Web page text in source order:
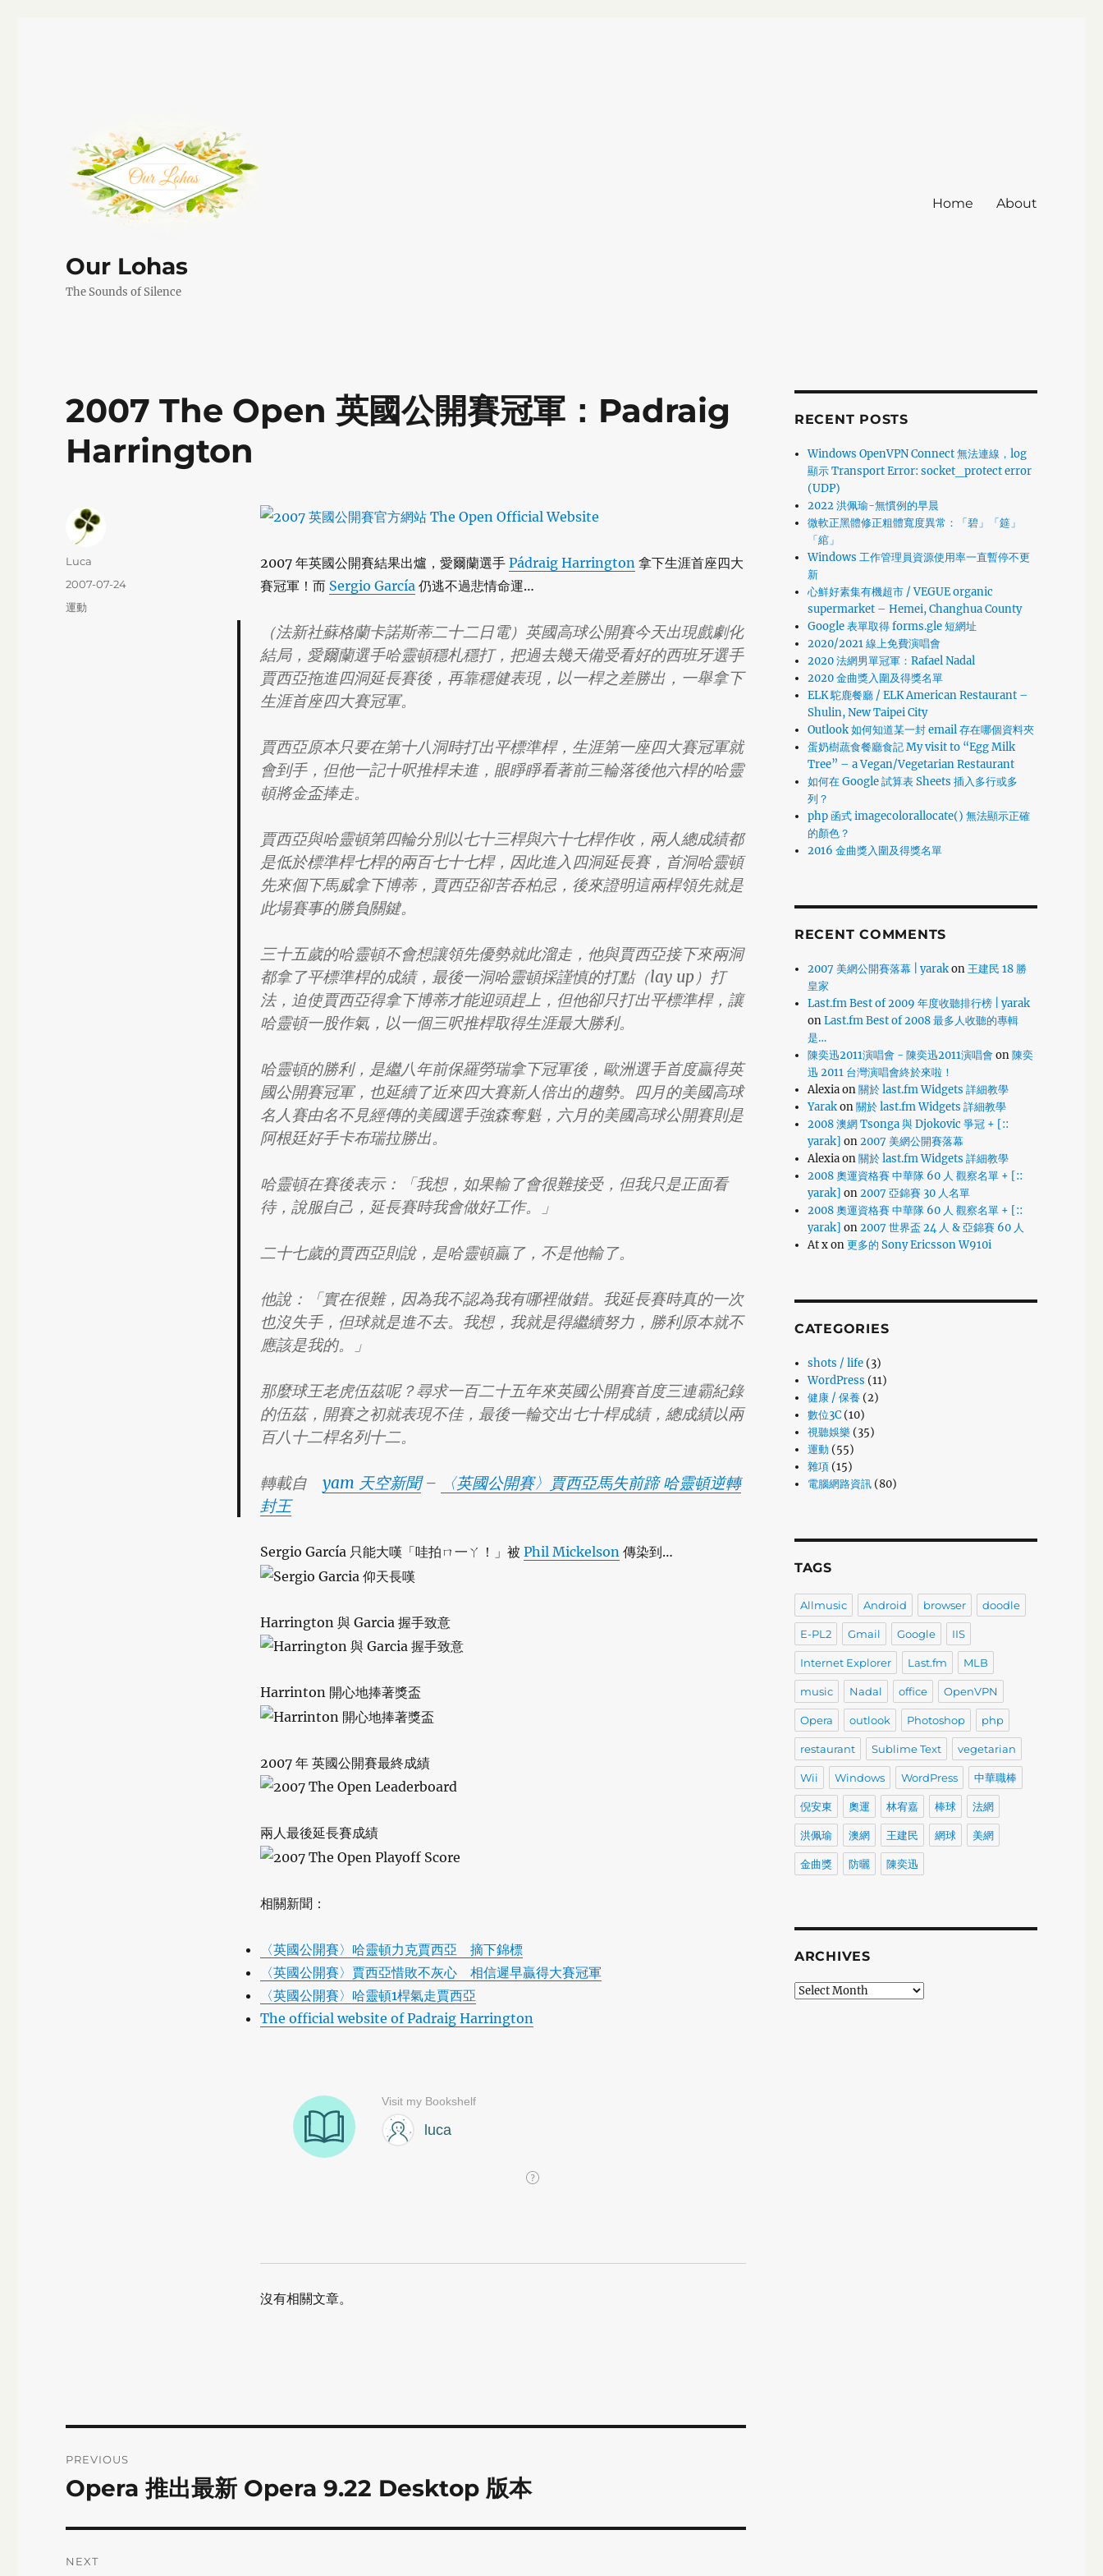
Our Lohas
The Sounds of Silence
Home About
2007 The Open 英國公開賽冠軍：Padraig
Harrington
2007 年英國公開賽結果出爐，愛爾蘭選手 Pádraig Harrington 拿下生涯首座四大
賽冠軍！而 Sergio García 仍逃不過悲情命運…
（法新社蘇格蘭卡諾斯蒂二十二日電）英國高球公開賽今天出現戲劇化
結局，愛爾蘭選手哈靈頓穩札穩打，把過去幾天備受看好的西班牙選手
賈西亞拖進四洞延長賽後，再靠穩健表現，以一桿之差勝出，一舉拿下
生涯首座四大賽冠軍。
賈西亞原本只要在第十八洞時打出平標準桿，生涯第一座四大賽冠軍就
會到手，但他一記十呎推桿未進，眼睜睜看著前三輪落後他六桿的哈靈
頓將金盃捧走。
賈西亞與哈靈頓第四輪分別以七十三桿與六十七桿作收，兩人總成績都
是低於標準桿七桿的兩百七十七桿，因此進入四洞延長賽，首洞哈靈頓
先來個下馬威拿下博蒂，賈西亞卻苦吞柏忌，後來證明這兩桿領先就是
此場賽事的勝負關鍵。
三十五歲的哈靈頓不會想讓領先優勢就此溜走，他與賈西亞接下來兩洞
都拿了平標準桿的成績，最後一洞哈靈頓採謹慎的打點（lay up）打
法，迫使賈西亞得拿下博蒂才能迎頭趕上，但他卻只打出平標準桿，讓
哈靈頓一股作氣，以一個三呎推桿取得生涯最大勝利。
哈靈頓的勝利，是繼八年前保羅勞瑞拿下冠軍後，歐洲選手首度贏得英
國公開賽冠軍，也延續了近來四大賽新人倍出的趨勢。四月的美國高球
名人賽由名不見經傳的美國選手強森奪魁，六月的美國高球公開賽則是
阿根廷好手卡布瑞拉勝出。
哈靈頓在賽後表示：「我想，如果輸了會很難接受，但我只是正面看
待，說服自己，延長賽時我會做好工作。」
二十七歲的賈西亞則說，是哈靈頓贏了，不是他輸了。
他說：「實在很難，因為我不認為我有哪裡做錯。我延長賽時真的一次
也沒失手，但球就是進不去。我想，我就是得繼續努力，勝利原本就不
應該是我的。」
那麼球王老虎伍茲呢？尋求一百二十五年來英國公開賽首度三連霸紀錄
的伍茲，開賽之初就表現不佳，最後一輪交出七十桿成績，總成績以兩
百八十二桿名列十二。
轉載自 yam 天空新聞–
〈英國公開賽〉賈西亞馬失前蹄 哈靈頓逆轉
封王
Sergio García 只能大嘆「哇拍ㄇ一ㄚ！」被 Phil Mickelson 傳染到…
Harrington 與 Garcia 握手致意
Harrinton 開心地捧著獎盃
2007 年 英國公開賽最終成績
兩人最後延長賽成績
相關新聞：
〈英國公開賽〉哈靈頓力克賈西亞 摘下錦標
〈英國公開賽〉賈西亞惜敗不灰心 相信遲早贏得大賽冠軍
〈英國公開賽〉哈靈頓1桿氣走賈西亞
The official website of Padraig Harrington
沒有相關文章。
Author
Luca
Posted
on
2007-07-24
Categories
運動
navigation
PREVIOUS
Previous
Opera 推出最新 Opera 9.22 Desktop 版本
NEXT
RECENT POSTS
Windows OpenVPN Connect 無法連線，log
顯示 Transport Error: socket_protect error
(UDP)
2022 洪佩瑜-無慣例的早晨
微軟正黑體修正粗體寬度異常：「碧」「筵」
「綰」
Windows 工作管理員資源使用率一直暫停不更
新
心鮮好素集有機超市 / VEGUE organic
supermarket – Hemei, Changhua County
Google 表單取得 forms.gle 短網址
2020/2021 線上免費演唱會
2020 法網男單冠軍：Rafael Nadal
2020 金曲獎入圍及得獎名單
ELK 駝鹿餐廳 / ELK American Restaurant –
Shulin, New Taipei City
Outlook 如何知道某一封 email 存在哪個資料夾
蛋奶樹蔬食餐廳食記 My visit to “Egg Milk
Tree” – a Vegan/Vegetarian Restaurant
如何在 Google 試算表 Sheets 插入多行或多
列？
php 函式 imagecolorallocate() 無法顯示正確
的顏色？
2016 金曲獎入圍及得獎名單
RECENT COMMENTS
2007 美網公開賽落幕 | yarakon王建民 18 勝
皇家
Last.fm Best of 2009 年度收聽排行榜 | yarak
onLast.fm Best of 2008 最多人收聽的專輯
是…
陳奕迅2011演唱會 - 陳奕迅2011演唱會on陳奕
迅 2011 台灣演唱會終於來啦！
Alexiaon關於 last.fm Widgets 詳細教學
Yarakon關於 last.fm Widgets 詳細教學
2008 澳網 Tsonga 與 Djokovic 爭冠 + [::
yarak] on2007 美網公開賽落幕
Alexiaon關於 last.fm Widgets 詳細教學
2008 奧運資格賽 中華隊 60 人 觀察名單 + [::
yarak] on2007 亞錦賽 30 人名單
2008 奧運資格賽 中華隊 60 人 觀察名單 + [::
yarak] on2007 世界盃 24 人 & 亞錦賽 60 人
At xon更多的 Sony Ericsson W910i
CATEGORIES
shots / life (3)
WordPress (11)
健康 / 保養 (2)
數位3C (10)
視聽娛樂 (35)
運動 (55)
雜項 (15)
電腦網路資訊 (80)
TAGS
Allmusic Android browser doodle
E-PL2 Gmail Google IIS
Internet Explorer Last.fm MLB
music Nadal office OpenVPN
Opera outlook Photoshop php
restaurant Sublime Text vegetarian
Wii Windows WordPress 中華職棒
倪安東 奧運 林宥嘉 棒球 法網
洪佩瑜 澳網 王建民 網球 美網
金曲獎 防曬 陳奕迅
ARCHIVES
Archives